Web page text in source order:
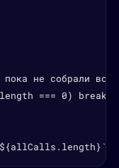
не собрали все
=== 0) break
${allCalls.length}`)